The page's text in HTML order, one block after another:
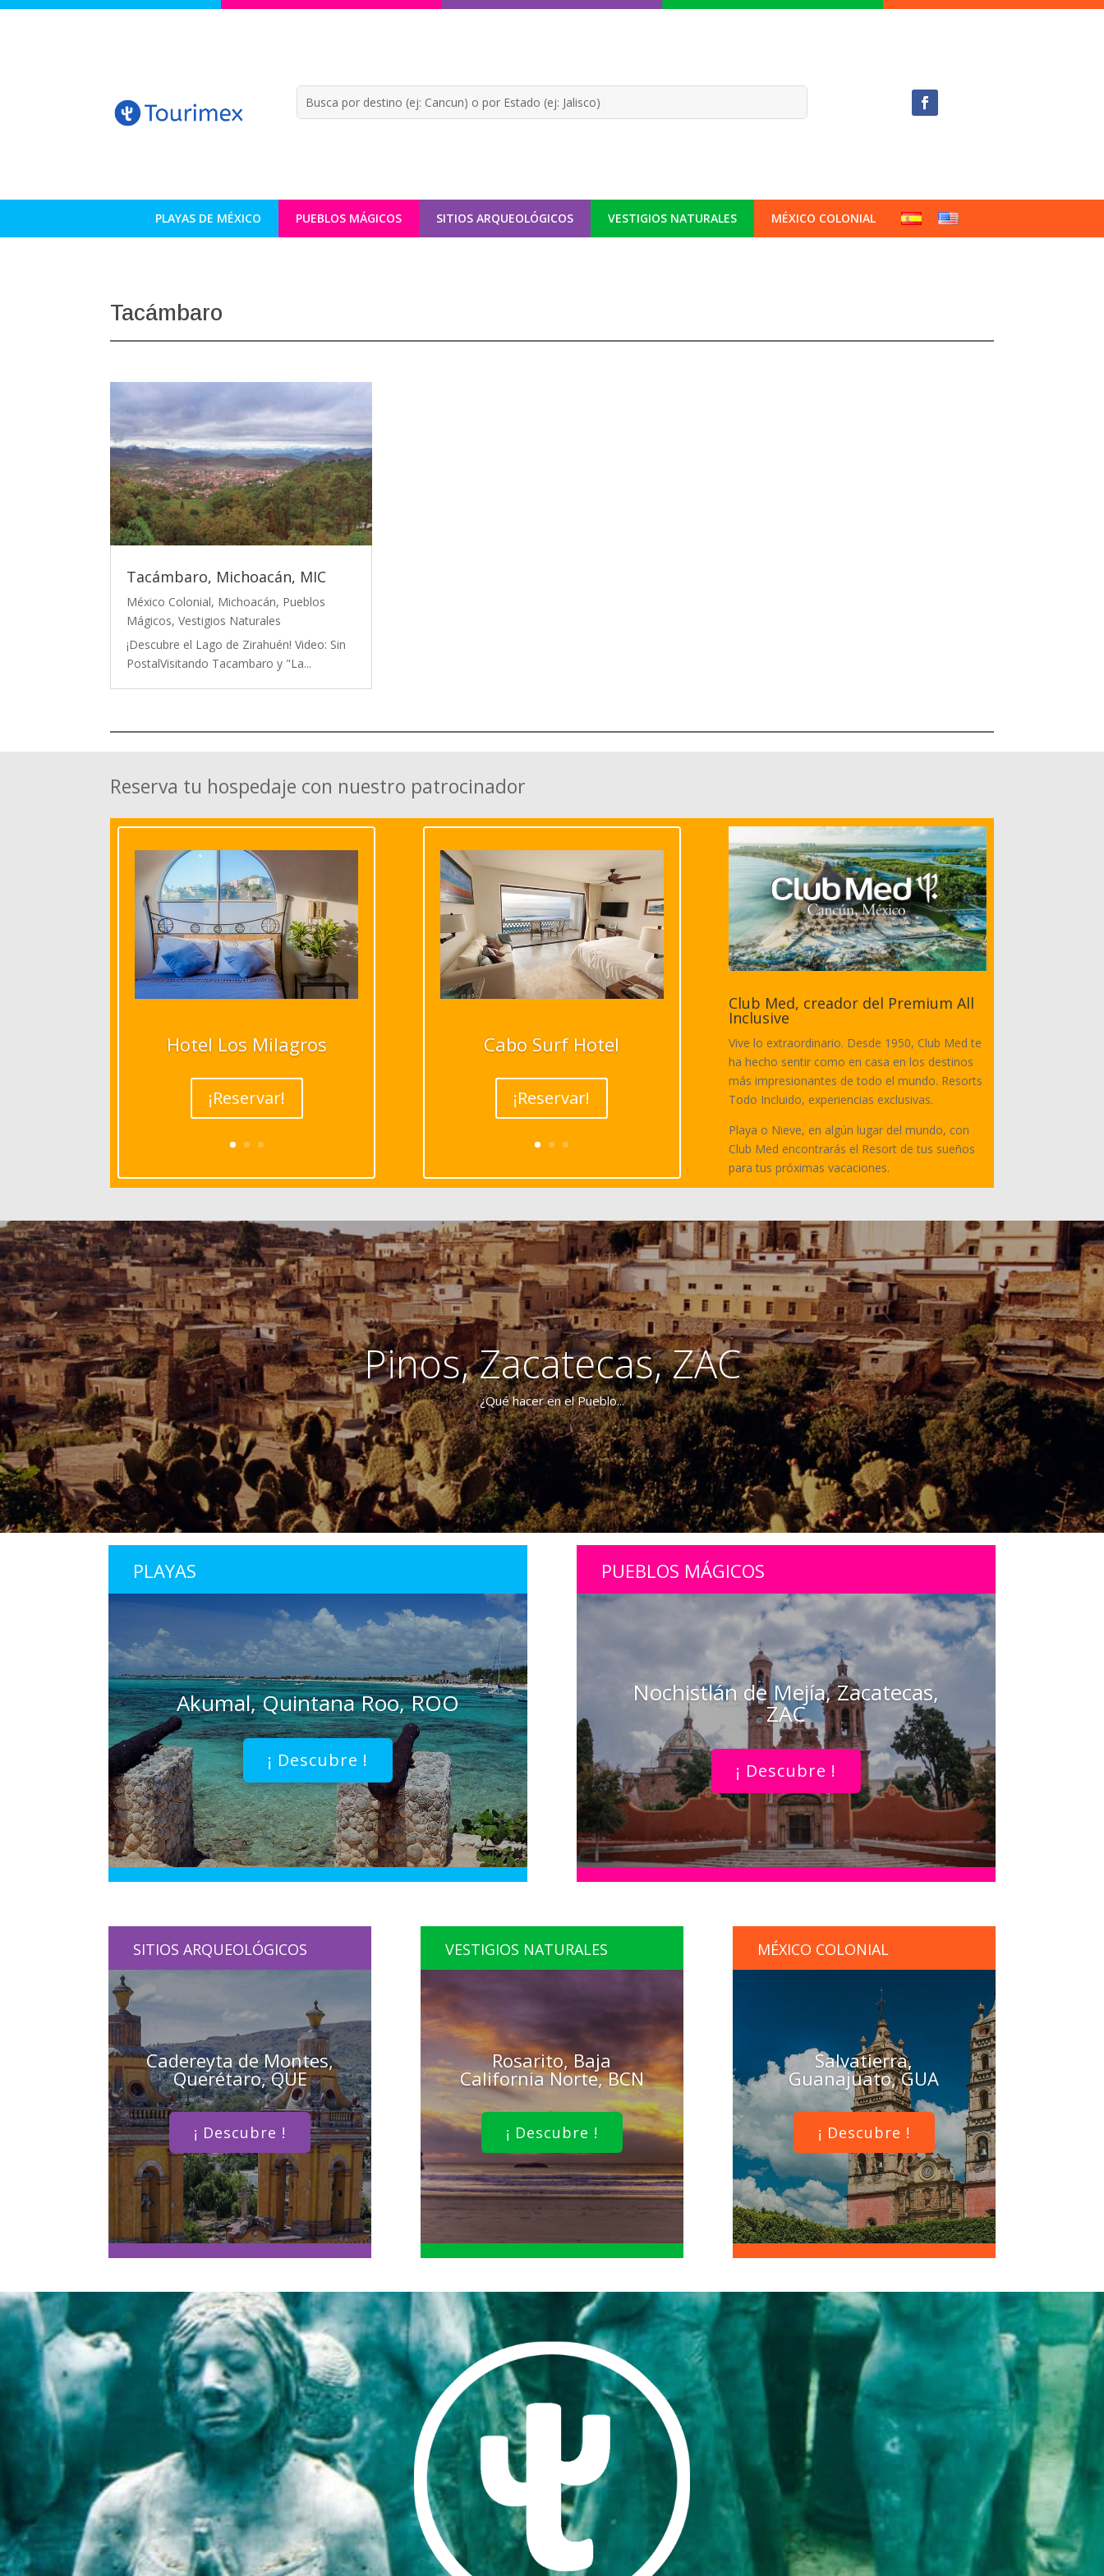
PLAYAS DE MÉXICO PUEBLOS MÁGICOS SITIOS ARQUEOLÓGICOS VESTIGIOS NATURALES MÉXICO COLONIAL
Tacámbaro
Tacámbaro, Michoacán, MIC
México Colonial, Michoacán, Pueblos
Mágicos,Vestigios Naturales
¡Descubre el Lago de Zirahuén! Video: Sin
PostalVisitando Tacambaro y "La...
Reserva tu hospedaje con nuestro patrocinador
Hotel Los Milagros
¡Reservar!
Cabo Surf Hotel
¡Reservar!
Club Med, creador del Premium All
Inclusive
Vive lo extraordinario. Desde 1950, Club Med te
ha hecho sentir como en casa en los destinos
más impresionantes de todo el mundo. Resorts
Todo Incluido, experiencias exclusivas.
Playa o Nieve, en algún lugar del mundo, con
Club Med encontrarás el Resort de tus sueños
para tus próximas vacaciones.
Pinos, Zacatecas, ZAC
¿Qué hacer en el Pueblo...
PLAYAS
Akumal, Quintana Roo, ROO
¡ Descubre !
PUEBLOS MÁGICOS
Nochistlán de Mejía, Zacatecas,
ZAC
¡ Descubre !
SITIOS ARQUEOLÓGICOS
Cadereyta de Montes,
Querétaro, QUE
¡ Descubre !
VESTIGIOS NATURALES
Rosarito, Baja
California Norte, BCN
¡ Descubre !
MÉXICO COLONIAL
Salvatierra,
Guanajuato, GUA
¡ Descubre !